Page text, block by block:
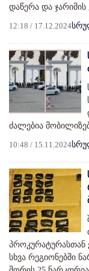
დაწერა და
12:18 / 17.12.2024
ძალებია
10:48 / 15.11.2024
პროკურატურასთან
სხვა რეგიონებში